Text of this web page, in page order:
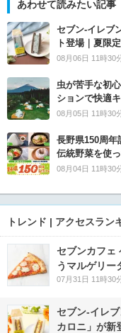
あわせて読みたい記事
セブン‐イレブ
ト登場｜夏限
08月06日 11時30
虫が苦手な初
ションで快適
08月05日 11時30
長野県150周
伝統野菜を使
08月04日 11時30
トレンド | アクセスラン
セブンカフェ
うマルゲリー
07月31日 11時30
セブン‐イレ
カロニ」が新